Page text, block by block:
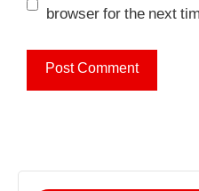
browser for the next